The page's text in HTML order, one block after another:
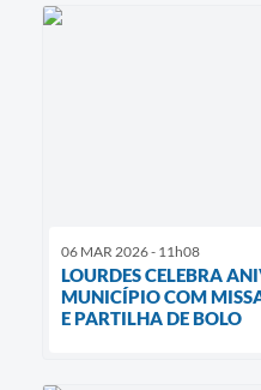
06 MAR 2026 - 11h08
LOURDES CELEBRA
MUNICÍPIO COM
E PARTILHA DE BOLO